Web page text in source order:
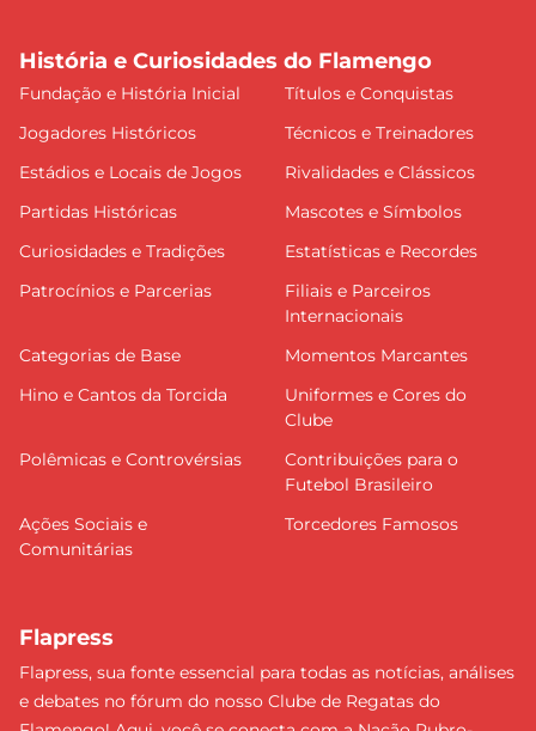
História e Curiosidades do Flamengo
Fundação e História Inicial
Títulos e Conquistas
Jogadores Históricos
Técnicos e Treinadores
Estádios e Locais de Jogos
Rivalidades e Clássicos
Partidas Históricas
Mascotes e Símbolos
Curiosidades e Tradições
Estatísticas e Recordes
Patrocínios e Parcerias
Filiais e Parceiros
Internacionais
Categorias de Base
Momentos Marcantes
Hino e Cantos da Torcida
Uniformes e Cores do
Clube
Polêmicas e Controvérsias
Contribuições para o
Futebol Brasileiro
Ações Sociais e
Comunitárias
Torcedores Famosos
Flapress
Flapress, sua fonte essencial para todas as notícias, análises
e debates no fórum do nosso Clube de Regatas do